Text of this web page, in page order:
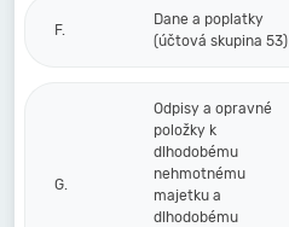
F.
Dane a poplatky
(účtová skupina 53)
G.
Odpisy a opravné
položky k
dlhodobému
nehmotnému
majetku a
dlhodobému